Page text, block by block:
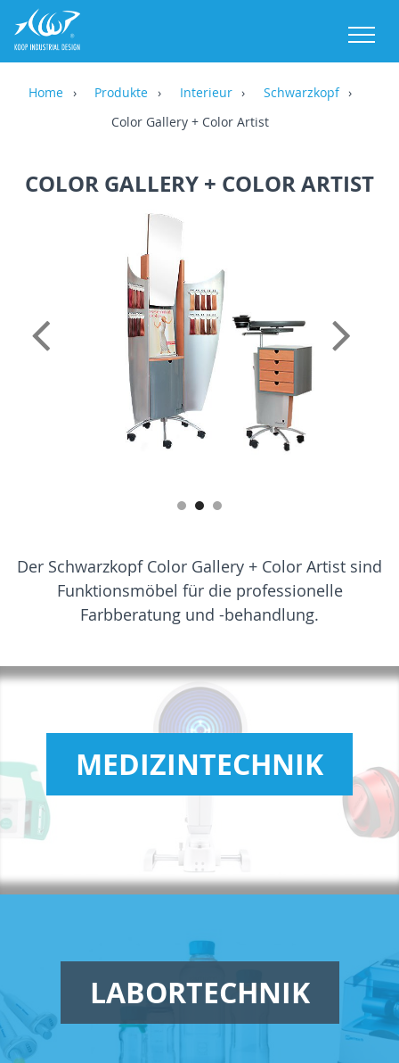
Home Produkte Interieur
Schwarzkopf
Color Gallery + Color Artist
COLOR GALLERY + COLOR ARTIST
Der Schwarzkopf Color Gallery + Color Artist sind
Funktionsmöbel für die professionelle
Farbberatung und -behandlung.
MEDIZINTECHNIK
LABORTECHNIK